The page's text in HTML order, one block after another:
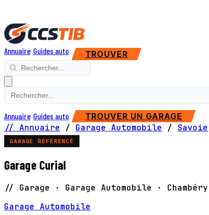
Annuaire Guides auto TROUVER
Annuaire Guides auto TROUVER UN GARAGE
// Annuaire / Garage Automobile / Savoie
GARAGE RÉFÉRENCÉ
Garage Curial
// Garage · Garage Automobile · Chambéry
Garage Automobile